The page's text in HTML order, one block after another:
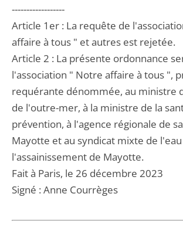
------------------
Article 1er : La requête de
affaire à tous " et autres est rejetée.
Article 2 : La présente ordonnance
l'association " Notre affaire à tous ",
requérante dénommée, au ministre
de l'outre-mer, à la ministre de la
prévention, à l'agence régionale de
Mayotte et au syndicat mixte de
l'assainissement de Mayotte.
Fait à Paris, le 26 décembre 2023
Signé : Anne Courrèges